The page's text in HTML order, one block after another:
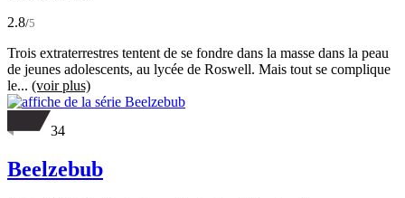
2.8/5
Trois extraterrestres tentent de se fondre dans la masse dans la peau
de jeunes adolescents, au lycée de Roswell. Mais tout se complique
le... (voir plus)
34
Beelzebub